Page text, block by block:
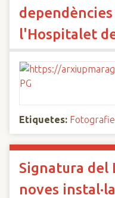
dependències
l'Hospitalet
Etiquetes:
Signatura del
noves